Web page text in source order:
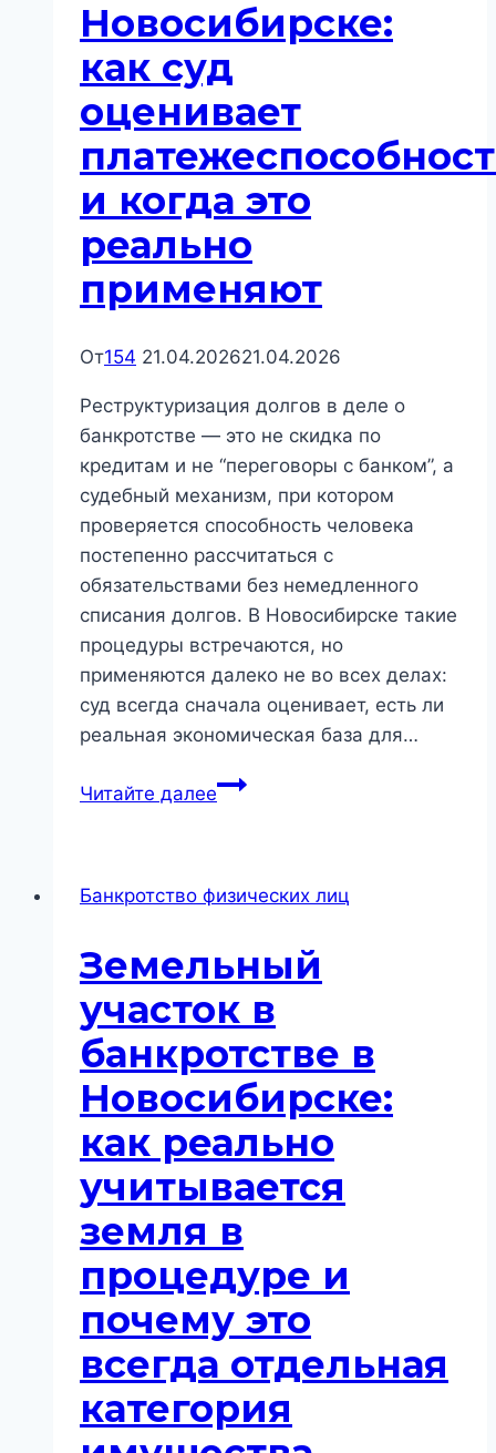
и
“льготного
пути”
процедуре
не
существует
Новосибирске:
как суд
оценивает
и когда это
реально
применяют
От154 21.04.202621.04.2026
Реструктуризация долгов в деле о
банкротстве — это не скидка по
кредитам и не “переговоры с банком”, а
судебный механизм, при котором
проверяется способность человека
постепенно рассчитаться с
обязательствами без немедленного
списания долгов. В Новосибирске такие
процедуры встречаются, но
применяются далеко не во всех делах:
суд всегда сначала оценивает, есть ли
реальная экономическая база для…
Читайте далееРеструктуризация
как
оценивает
и
когда
это
реально
применяют
Банкротство физических лиц
Земельный
участок в
банкротстве в
Новосибирске:
как реально
учитывается
земля в
процедуре и
почему это
всегда отдельная
категория